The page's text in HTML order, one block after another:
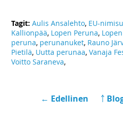
Tagit:Aulis Ansalehto, EU-
Kallionpää, Lopen Peruna,
peruna, perunanuket, Rauno
Pietilä, Uutta perunaa,Vanaja
Voitto Saraneva,
← Edellinen ￪